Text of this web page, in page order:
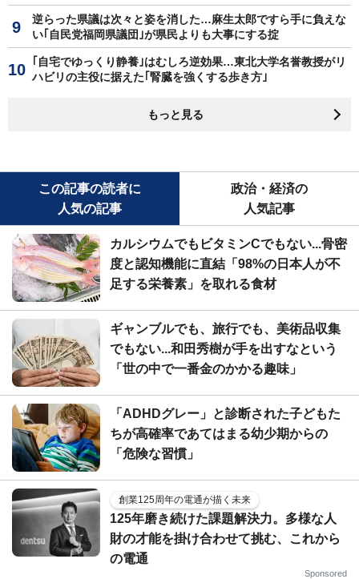
逆らった県議は次々と姿を消した…麻生太郎ですら手に負えな
い｢自民党福岡県議団｣が県民よりも大事にする掟
｢自宅でゆっくり静養｣はむしろ逆効果…東北大学名誉教授がリ
ハビリの主役に据えた｢腎臓を強くする歩き方｣
もっと見る
この記事の読者に
人気の記事
政治・経済の
人気記事
カルシウムでもビタミンCでもない...骨密
度と認知機能に直結「98%の日本人が不
足する栄養素」を取れる食材
ギャンブルでも、旅行でも、美術品収集
でもない...和田秀樹が手を出すなという
「世の中で一番金のかかる趣味」
「ADHDグレー」と診断された子どもた
ちが高確率であてはまる幼少期からの
「危険な習慣」
創業125周年の電通が描く未来
125年磨き続けた課題解決力。多様な人
財の才能を掛け合わせて挑む、これから
の電通
Sponsored